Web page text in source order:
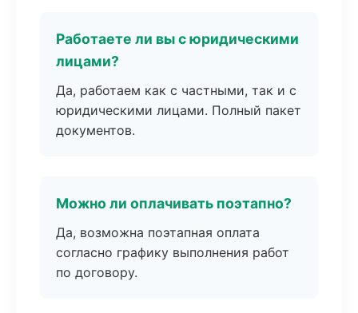
Работаете ли вы с юридическими
лицами?
Да, работаем как с частными, так и с
юридическими лицами. Полный пакет
документов.
Можно ли оплачивать поэтапно?
Да, возможна поэтапная оплата
согласно графику выполнения работ
по договору.